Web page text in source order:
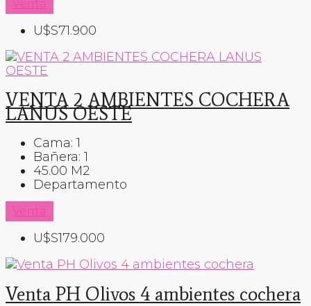
Venta
U$S71.900
VENTA 2 AMBIENTES COCHERA
LANUS OESTE
Cama: 1
Bañera: 1
45.00 M2
Departamento
Venta
U$S179.000
Venta PH Olivos 4 ambientes cochera